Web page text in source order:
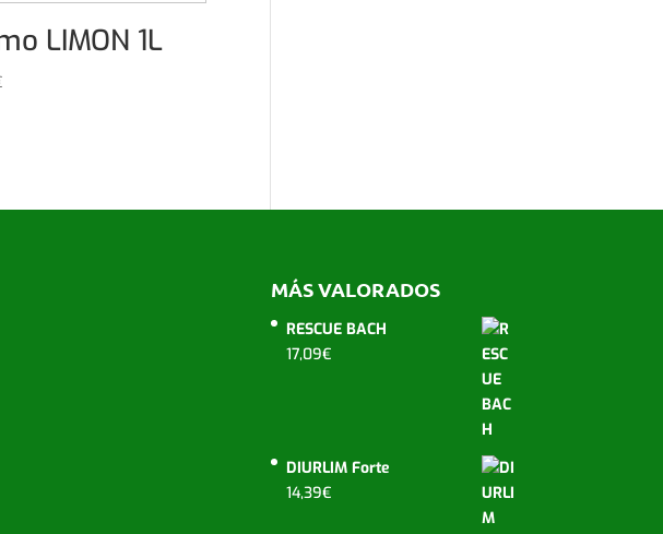
LIMON 1L
MÁS VALORADOS
RESCUE BACH
17,09€
DIURLIM Forte
14,39€